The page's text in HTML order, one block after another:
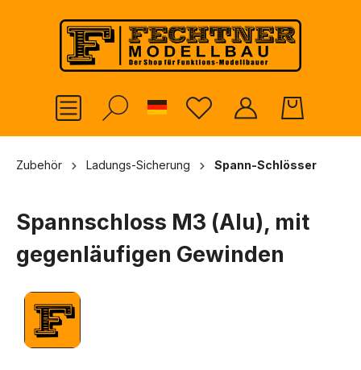
springen
German
Zubehör Ladungs-Sicherung Spann-Schlösser
Spannschloss M3 (Alu), mit
gegenläufigen Gewinden